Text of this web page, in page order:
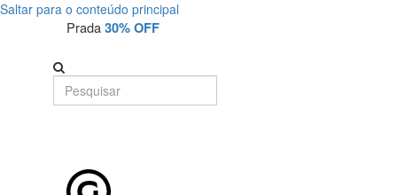
Saltar para o conteúdo principal
Prada30% OFF